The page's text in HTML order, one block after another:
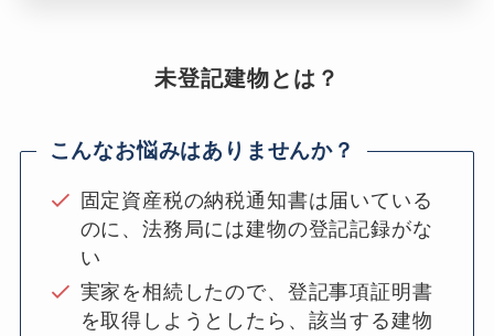
未登記建物とは？
こんなお悩みはありませんか？
固定資産税の納税通知書は届いている
のに、法務局には建物の登記記録がな
い
実家を相続したので、登記事項証明書
を取得しようとしたら、該当する建物